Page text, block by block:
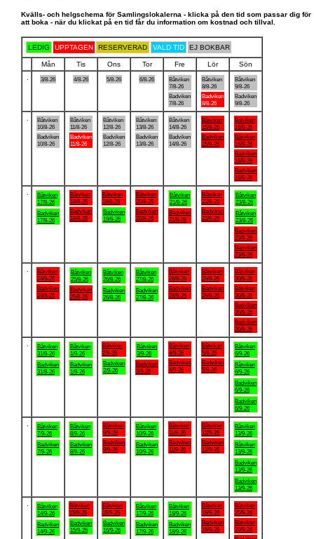
Kvälls- och helgschema för Samlingslokalerna - klicka på den tid som passar dig för
att boka - när du klickat på en tid får du information om kostnad och tillval.
LEDIG UPPTAGEN RESERVERAD VALD TID EJ BOKBAR
Mån Tis Ons Tor Fre Lör
Sön
3/8-26 4/8-26 5/8-26 6/8-26
Båtviken
7/8-26
Badviken
7/8-26
Båtviken
8/8-26
Badviken
8/8-26
Båtviken
9/8-26
Badviken
9/8-26
Båtviken
10/8-26
Badviken
10/8-26
Båtviken
11/8-26
Badviken
11/8-26
Båtviken
12/8-26
Badviken
12/8-26
Båtviken
13/8-26
Badviken
13/8-26
Båtviken
14/8-26
Badviken
14/8-26
Båtviken
15/8-26
Badviken
15/8-26
Båtviken
16/8-26
Båtviken
16/8-26
Badviken
16/8-26
Badviken
16/8-26
Båtviken
17/8-26
Badviken
17/8-26
Båtviken
18/8-26
Badviken
18/8-26
Båtviken
19/8-26
Badviken
19/8-26
Båtviken
20/8-26
Badviken
20/8-26
Båtviken
21/8-26
Badviken
21/8-26
Båtviken
22/8-26
Badviken
22/8-26
Båtviken
23/8-26
Båtviken
23/8-26
Badviken
23/8-26
Badviken
23/8-26
Båtviken
24/8-26
Badviken
24/8-26
Båtviken
25/8-26
Badviken
25/8-26
Båtviken
26/8-26
Badviken
26/8-26
Båtviken
27/8-26
Badviken
27/8-26
Båtviken
28/8-26
Badviken
28/8-26
Båtviken
29/8-26
Badviken
29/8-26
Båtviken
30/8-26
Båtviken
30/8-26
Badviken
30/8-26
Badviken
30/8-26
Båtviken
31/8-26
Badviken
31/8-26
Båtviken
1/9-26
Badviken
1/9-26
Båtviken
2/9-26
Badviken
2/9-26
Båtviken
3/9-26
Badviken
3/9-26
Båtviken
4/9-26
Badviken
4/9-26
Båtviken
5/9-26
Badviken
5/9-26
Båtviken
6/9-26
Båtviken
6/9-26
Badviken
6/9-26
Badviken
6/9-26
Båtviken
7/9-26
Badviken
7/9-26
Båtviken
8/9-26
Badviken
8/9-26
Båtviken
9/9-26
Badviken
9/9-26
Båtviken
10/9-26
Badviken
10/9-26
Båtviken
11/9-26
Badviken
11/9-26
Båtviken
12/9-26
Badviken
12/9-26
Båtviken
13/9-26
Båtviken
13/9-26
Badviken
13/9-26
Badviken
13/9-26
Båtviken
14/9-26
Badviken
14/9-26
Båtviken
15/9-26
Badviken
15/9-26
Båtviken
16/9-26
Badviken
16/9-26
Båtviken
17/9-26
Badviken
17/9-26
Båtviken
18/9-26
Badviken
18/9-26
Båtviken
19/9-26
Badviken
19/9-26
Båtviken
20/9-26
Båtviken
20/9-26